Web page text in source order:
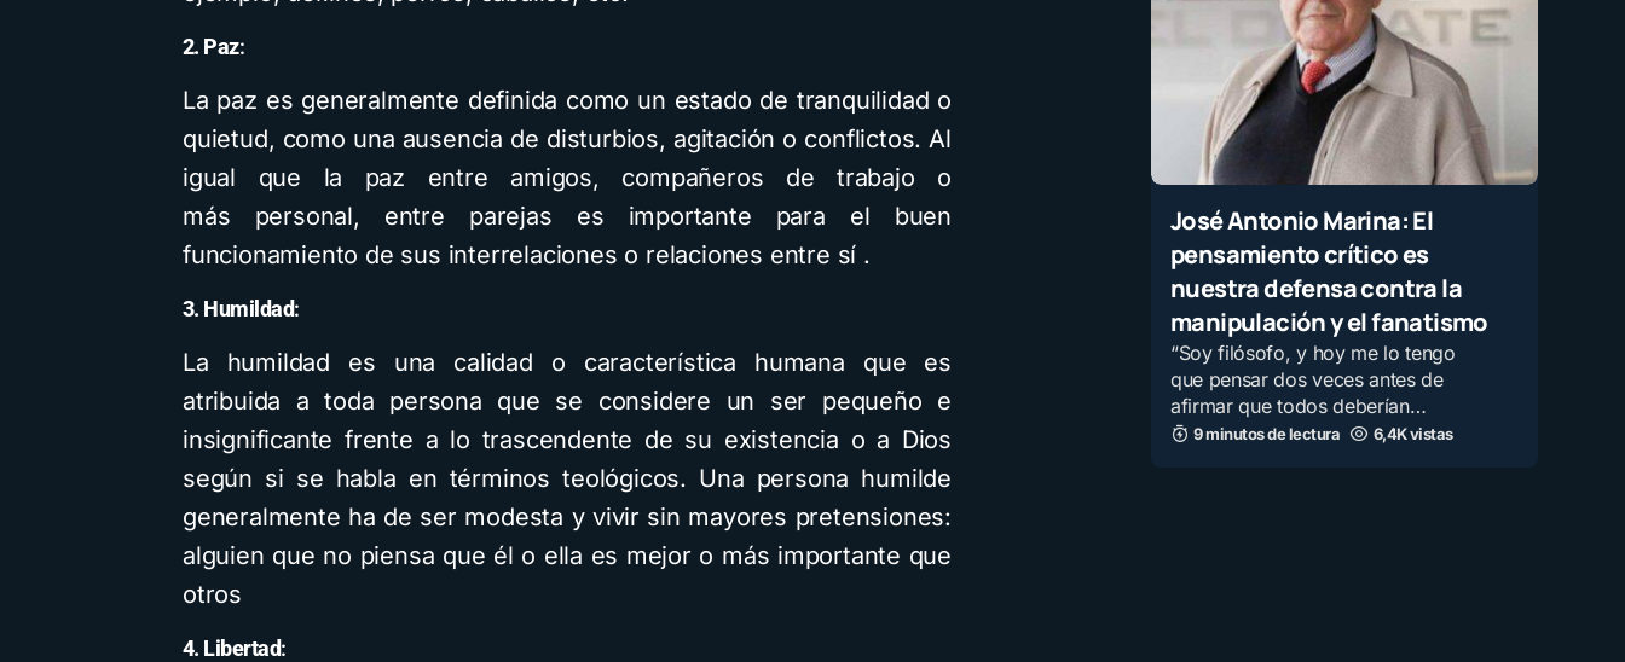
2. Paz:
La paz es generalmente definida como un estado de tranquilidad o
quietud, como una ausencia de disturbios, agitación o conflictos. Al
igual que la paz entre amigos, compañeros de trabajo o
más personal, entre parejas es importante para el buen
funcionamiento de sus interrelaciones o relaciones entre sí .
3. Humildad:
La humildad es una calidad o característica humana que es
atribuida a toda persona que se considere un ser pequeño e
insignificante frente a lo trascendente de su existencia o a Dios
según si se habla en términos teológicos. Una persona humilde
generalmente ha de ser modesta y vivir sin mayores pretensiones:
alguien que no piensa que él o ella es mejor o más importante que
otros
4. Libertad:
José Antonio Marina: El
pensamiento crítico es
nuestra defensa contra la
manipulación y el fanatismo
“Soy filósofo, y hoy me lo tengo
que pensar dos veces antes de
afirmar que todos deberían…
9 minutos de lectura 6,4K vistas